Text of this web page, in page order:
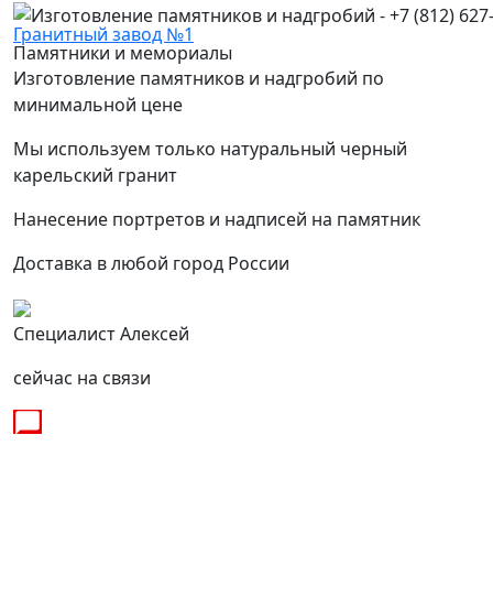
Гранитный завод №1
Памятники и мемориалы
Изготовление памятников и надгробий по
минимальной цене
Мы используем только натуральный черный
карельский гранит
Нанесение портретов и надписей на памятник
Доставка в любой город России
Специалист Алексей
сейчас на связи